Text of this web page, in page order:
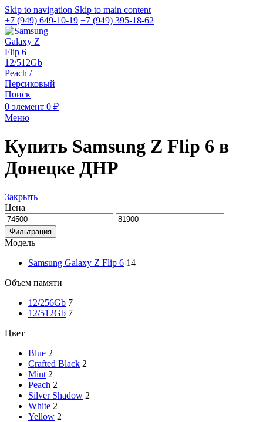
Skip to navigation Skip to main content
+7 (949) 649-10-19 +7 (949) 395-18-62
Поиск
0 элемент 0 ₽
Меню
Купить Samsung Z Flip 6 в
Донецке ДНР
Закрыть
Цена
Фильтрация
Модель
Samsung Galaxy Z Flip 6 14
Объем памяти
12/256Gb 7
12/512Gb 7
Цвет
Blue 2
Crafted Black 2
Mint 2
Peach 2
Silver Shadow 2
White 2
Yellow 2